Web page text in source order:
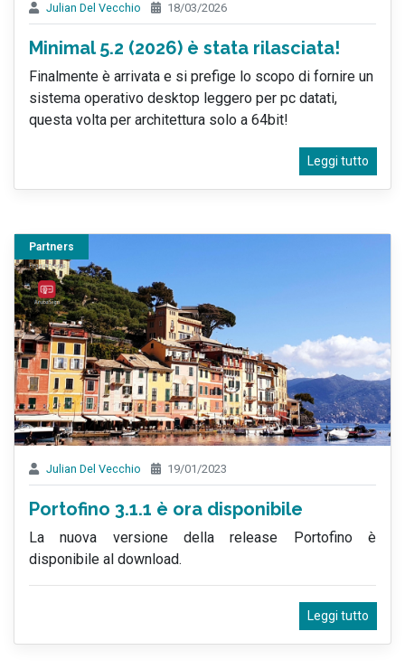
Julian Del Vecchio 18/03/2026
Minimal 5.2 (2026) è stata rilasciata!
Finalmente è arrivata e si prefige lo scopo di fornire un
sistema operativo desktop leggero per pc datati,
questa volta per architettura solo a 64bit!
Leggi tutto
Partners
Julian Del Vecchio 19/01/2023
Portofino 3.1.1 è ora disponibile
La nuova versione della release Portofino è
disponibile al download.
Leggi tutto